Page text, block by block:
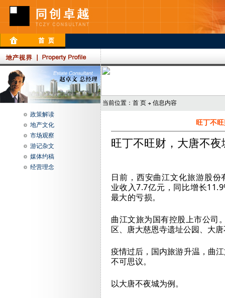
政策解读
地产文化
市场观察
游记杂文
媒体约稿
经营理念
当前位置： 首 页 信息内容
旺丁不
旺丁不旺财，大唐不
日前，西安曲江文化旅游股份
业收入7.7亿元，同比增长
最大的亏损。
曲江文旅为国有控股上市公司
区、唐大慈恩寺遗址公园、大
疫情过后，国内旅游升温，曲
不可思议。
以大唐不夜城为例。